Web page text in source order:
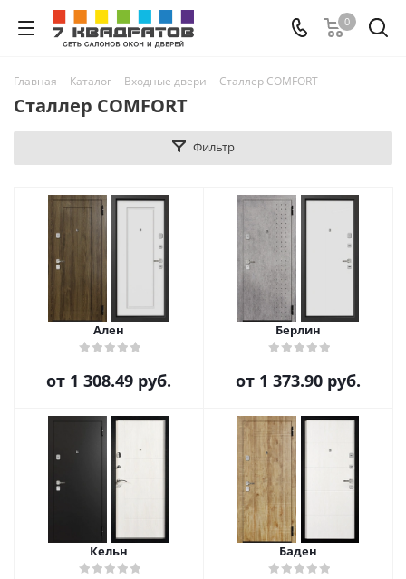
0
Главная - Каталог - Входные двери - Сталлер COMFORT
Сталлер COMFORT
Фильтр
Ален
от 1 308.49 руб.
Берлин
от 1 373.90 руб.
Кельн Баден